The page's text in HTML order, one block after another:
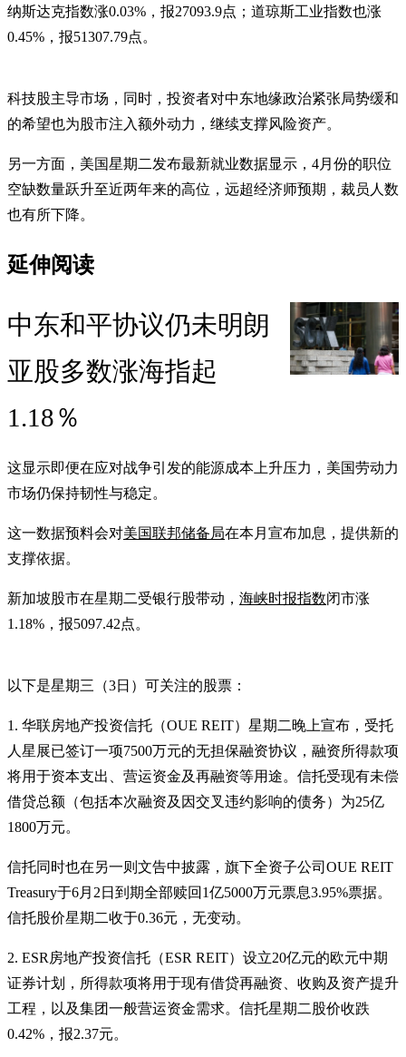
纳斯达克指数涨0.03%，报27093.9点；道琼斯工业指数也涨
0.45%，报51307.79点。
科技股主导市场，同时，投资者对中东地缘政治紧张局势缓和
的希望也为股市注入额外动力，继续支撑风险资产。
另一方面，美国星期二发布最新就业数据显示，4月份的职位
空缺数量跃升至近两年来的高位，远超经济师预期，裁员人数
也有所下降。
延伸阅读
中东和平协议仍未明朗
亚股多数涨海指起
1.18％
这显示即便在应对战争引发的能源成本上升压力，美国劳动力
市场仍保持韧性与稳定。
这一数据预料会对美国联邦储备局在本月宣布加息，提供新的
支撑依据。
新加坡股市在星期二受银行股带动， 海峡时报指数闭市涨
1.18%，报5097.42点。
以下是星期三（3日）可关注的股票：
1. 华联房地产投资信托（OUE REIT）星期二晚上宣布，受托
人星展已签订一项7500万元的无担保融资协议，融资所得款项
将用于资本支出、营运资金及再融资等用途。信托受现有未偿
借贷总额（包括本次融资及因交叉违约影响的债务）为25亿
1800万元。
信托同时也在另一则文告中披露，旗下全资子公司OUE REIT
Treasury于6月2日到期全部赎回1亿5000万元票息3.95%票据。
信托股价星期二收于0.36元，无变动。
2. ESR房地产投资信托（ESR REIT）设立20亿元的欧元中期
证券计划，所得款项将用于现有借贷再融资、收购及资产提升
工程，以及集团一般营运资金需求。信托星期二股价收跌
0.42%，报2.37元。